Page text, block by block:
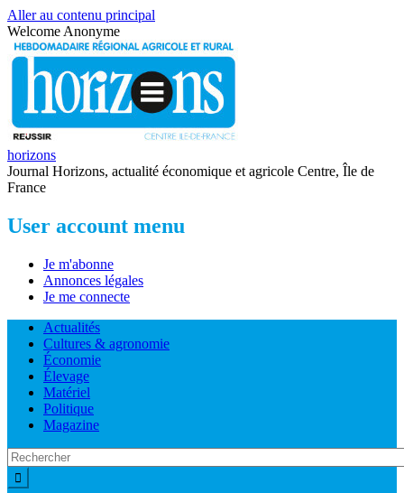
Aller au contenu principal
Welcome Anonyme
horizons
Journal Horizons, actualité économique et agricole Centre, Île de
France
User account menu
Je m'abonne
Annonces légales
Je me connecte
Actualités
Cultures & agronomie
Économie
Élevage
Matériel
Politique
Magazine